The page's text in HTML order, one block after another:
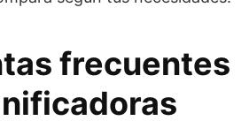
frecuentes